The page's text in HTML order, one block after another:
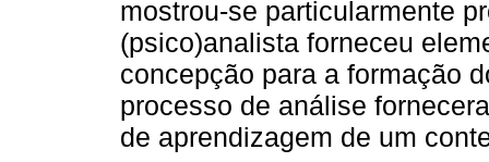
mostrou-se particularmente
(psico)analista forneceu
concepção para a formação
processo de análise
de aprendizagem de um